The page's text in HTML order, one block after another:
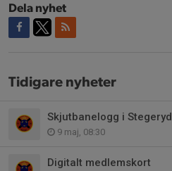
Dela nyhet
Tidigare nyheter
Skjutbanelogg i Stegeryd
9 maj, 08:30
Digitalt medlemskort